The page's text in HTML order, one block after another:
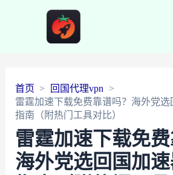
首页
回国代理vpn
雷霆加速下载免费靠谱吗？海外党
指南（附热门工具对比）
雷霆加速下载免费
海外党选回国加